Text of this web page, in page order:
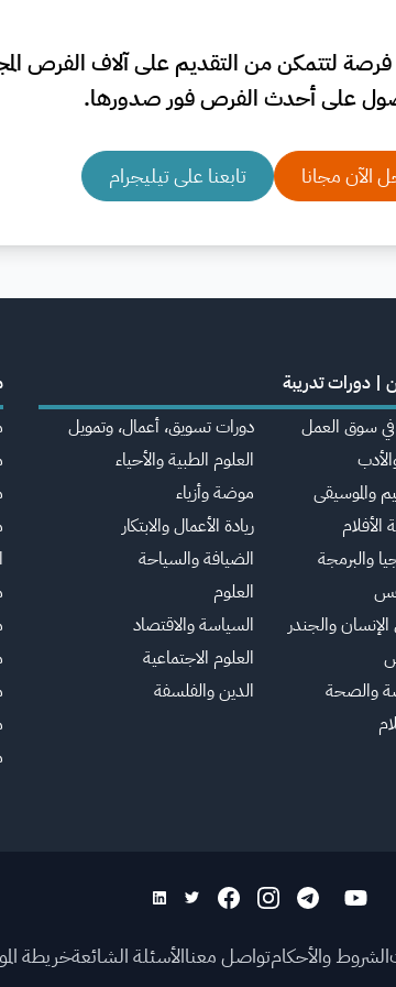
لتتمكن من التقديم على آلاف الفرص
على أحدث الفرص فور صدورها.
الآن مجانا تابعنا على تيليجرام
| دورات تدريبة
سوق العمل
والموسيقى
والبرمجة
والجندر
والصحة
دورات تسويق، أعمال، وتمويل
العلوم الطبية والأحياء
موضة وأزياء
ريادة الأعمال والابتكار
الضيافة والسياحة
العلوم
السياسة والاقتصاد
العلوم الاجتماعية
الدين والفلسفة
الشروط والأحكامتواصل معناالأسئلة الشائعةخريطة